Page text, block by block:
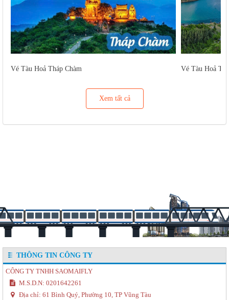
Vé Tàu Hoả Tháp Chàm Vé Tàu Hoả
Xem tất cả
THÔNG TIN CÔNG TY
CÔNG TY TNHH SAOMAIFLY
M.S.D.N: 0201642261
Địa chỉ: 61 Bình Quý, Phường 10, TP Vũng Tàu